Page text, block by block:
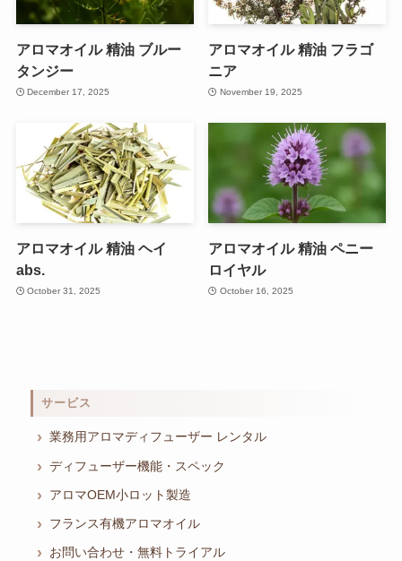
アロマオイル 精油 ブルー
タンジー
December 17, 2025
アロマオイル 精油 フラゴ
ニア
November 19, 2025
アロマオイル 精油 ヘイ
abs.
October 31, 2025
アロマオイル 精油 ペニー
ロイヤル
October 16, 2025
サービス
業務用アロマディフューザー レンタル
ディフューザー機能・スペック
アロマOEM小ロット製造
フランス有機アロマオイル
お問い合わせ・無料トライアル